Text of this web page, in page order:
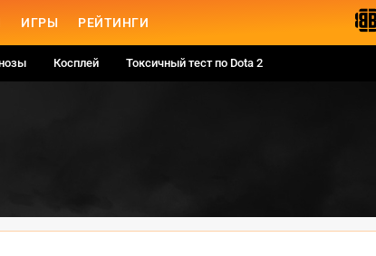
ИГРЫ РЕЙТИНГИ
Косплей Токсичный тест по Dota 2